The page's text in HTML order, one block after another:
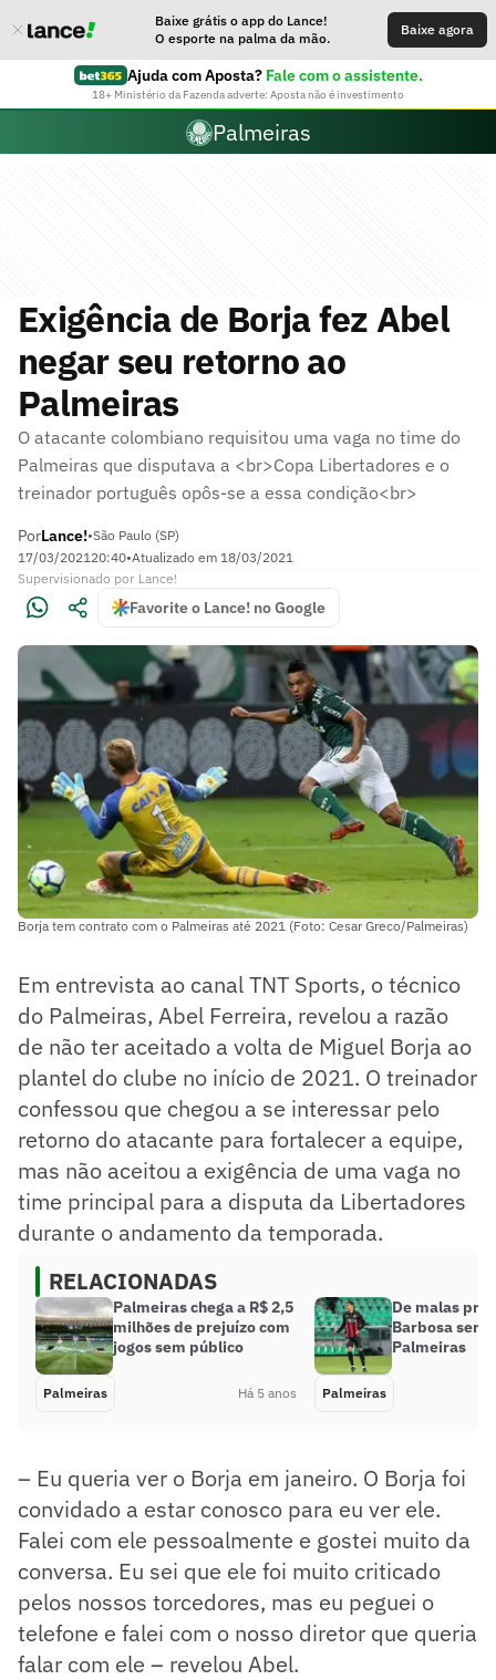
Baixe grátis o app do Lance!
O esporte na palma da mão.
Baixe agora
Ajuda com Aposta? Fale com o assistente.
18+ Ministério da Fazenda adverte: Aposta não é investimento
Palmeiras
Exigência de Borja fez Abel
negar seu retorno ao
Palmeiras
O atacante colombiano requisitou uma vaga no time do
Palmeiras que disputava a <br>Copa Libertadores e o
treinador português opôs-se a essa condição<br>
PorLance!•São Paulo (SP)
17/03/202120:40•Atualizado em 18/03/2021
Supervisionado por Lance!
Favorite o Lance! no Google
Borja tem contrato com o Palmeiras até 2021 (Foto: Cesar Greco/Palmeiras)
Em entrevista ao canal TNT Sports, o técnico
do Palmeiras, Abel Ferreira, revelou a razão
de não ter aceitado a volta de Miguel Borja ao
plantel do clube no início de 2021. O treinador
confessou que chegou a se interessar pelo
retorno do atacante para fortalecer a equipe,
mas não aceitou a exigência de uma vaga no
time principal para a disputa da Libertadores
durante o andamento da temporada.
RELACIONADAS
Palmeiras chega a R$ 2,5
milhões de prejuízo com
jogos sem público
Palmeiras Há 5 anos
De malas
Barbosa será
Palmeiras
Palmeiras
– Eu queria ver o Borja em janeiro. O Borja foi
convidado a estar conosco para eu ver ele.
Falei com ele pessoalmente e gostei muito da
conversa. Eu sei que ele foi muito criticado
pelos nossos torcedores, mas eu peguei o
telefone e falei com o nosso diretor que queria
falar com ele – revelou Abel.